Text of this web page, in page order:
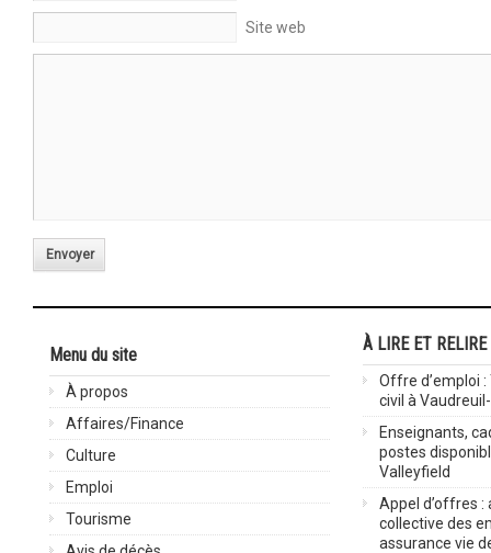
Site web
Envoyer
Menu du site
À propos
Affaires/Finance
Culture
Emploi
Tourisme
À LIRE ET RELIRE
Offre d’emploi
civil à
Enseignants,
postes
Valleyfield
Appel d’offres :
collective des
assurance vie